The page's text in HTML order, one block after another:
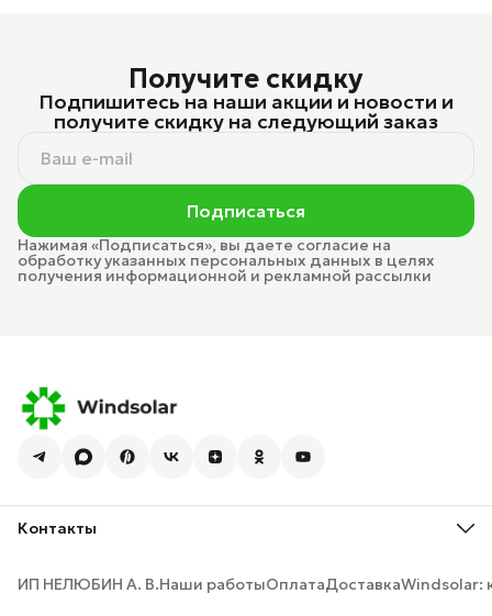
Получите скидку
Подпишитесь на наши акции и новости и
получите скидку на следующий заказ
Подписаться
Нажимая «Подписаться», вы даете согласие на
обработку указанных персональных данных в целях
получения информационной и рекламной рассылки
Контакты
Телефон многоканальный
ИП НЕЛЮБИН А. В.Наши работыОплатаДоставкаWindsolar: